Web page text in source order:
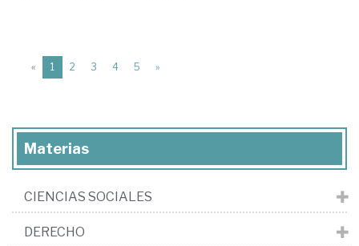
« 1 (current)
2 3 4 5 »
Materias
CIENCIAS SOCIALES
DERECHO